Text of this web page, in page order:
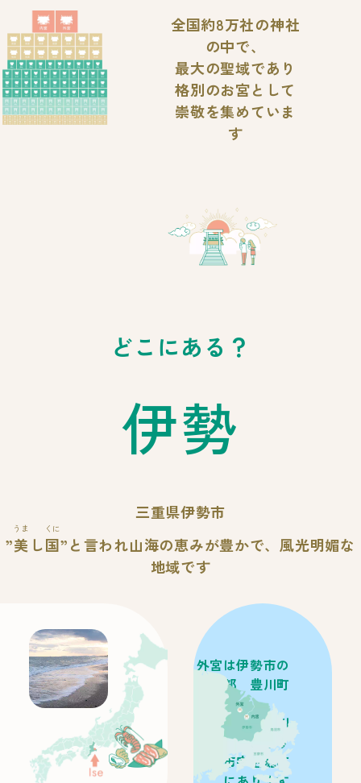
全国約8万社の神社
の中で、
最大の聖域であり
格別のお宮として
崇敬を集めていま
す
どこにある？
伊勢
三重県伊勢市
”美
うま
し国
くに
”と言われ山海の恵みが豊かで、 風光明媚な
地域です
外宮は伊勢市の
中心部 豊川町
内宮は五十鈴川
のほとり
伊勢市宇治館町